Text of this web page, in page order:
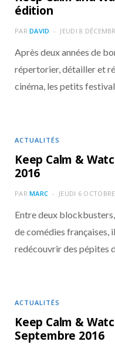
o
k
édition
PAR DAVID JEUDI 8
Après deux années de
répertorier, détailler et
cinéma, les petits
ACTUALITÉS
Keep Calm &
2016
PAR MARC JEUDI 6
Entre deux
de comédies françaises,
redécouvrir des pépites
ACTUALITÉS
Keep Calm &
Septembre 2016